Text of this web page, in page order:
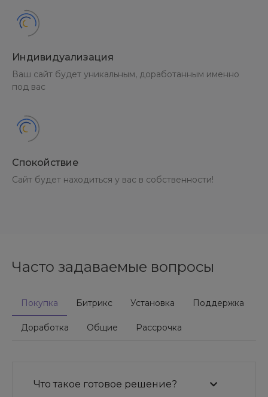
Индивидуализация
Ваш сайт будет уникальным, доработанным именно
под вас
Спокойствие
Сайт будет находиться у вас в собственности!
Часто задаваемые вопросы
Покупка Битрикс Установка Поддержка
Доработка Общие Рассрочка
Что такое готовое решение?